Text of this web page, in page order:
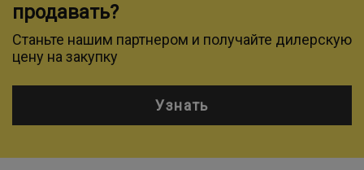
продавать?
Станьте нашим партнером и получайте дилерскую
цену на закупку
Узнать